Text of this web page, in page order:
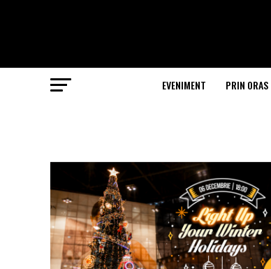
EVENIMENT PRIN ORAS